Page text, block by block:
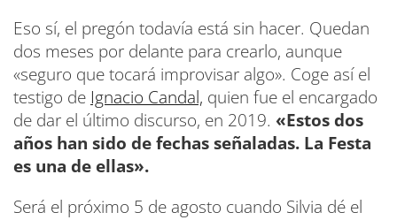
Eso sí, el pregón todavía está sin hacer. Quedan
dos meses por delante para crearlo, aunque
«seguro que tocará improvisar algo». Coge así el
testigo de Ignacio Candal, quien fue el encargado
de dar el último discurso, en 2019. «Estos dos
años han sido de fechas señaladas. La Festa
es una de ellas».
Será el próximo 5 de agosto cuando Silvia dé el